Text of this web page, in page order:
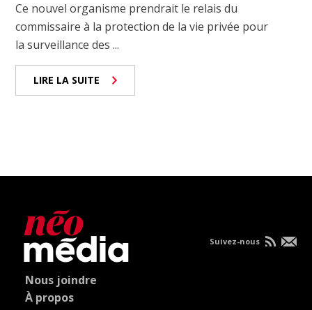
Ce nouvel organisme prendrait le relais du
commissaire à la protection de la vie privée pour
la surveillance des ...
LIRE LA SUITE
Nous joindre
À propos
Suivez-nous